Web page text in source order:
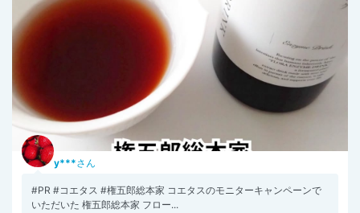
y***さん
#PR #コエタス #権五郎総本家 コエタスのモニターキャンペーンで
いただいた 権五郎総本家 フロー...